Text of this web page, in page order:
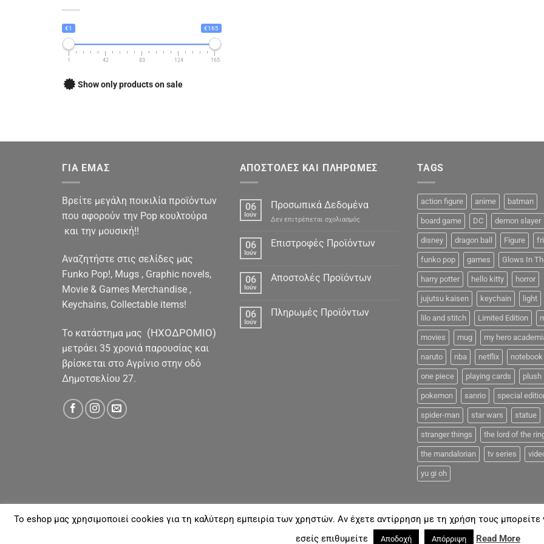
€1 €165
1 42 83 124 165
Show only products on sale
ΓΙΑ ΕΜΑΣ
Βρείτε μεγάλη ποικιλία προϊόντων
που αφορούν την Pop κουλτούρα
και την μουσική!!
Αναζητήστε στις σελίδες μας
Funko Pop!, Mugs , Graphic novels,
Movie & Games Merchandise ,
Keychains, Collectable items!
To κατάστημα μας (ΗΧΟΔΡΟΜΙΟ)
μετράει 35 χρονιά παρουσίας και
βρίσκεται στο Αγρίνιο στην οδό
Δημοτσελίου 27.
ΑΠΟΣΤΟΛΕΣ ΚΑΙ ΠΛΗΡΩΜΕΣ
06
Ιούν
Προσωπικά Δεδομένα
Δεν επιτρέπεται σχολιασμόςστο
Δεδομένα
06
Ιούν
Επιστροφές Προϊόντων
06
Ιούν
Αποστολές Προϊόντων
06
Ιούν
Πληρωμές Προϊόντων
TAGS
action figure anime batman
board game DC demon slayer
disney dragon ball Figure
funko pop games Glows In
harry potter hello kitty horror
jujutsu kaisen keychain light
lilo and stitch Limited Edition
movies mug my hero
naruto nba netflix notebook
one piece playing cards plush
pokemon sanrio special
spider-man star wars statue
stranger things the lord of the
the mandalorian tv series
yu gi oh
ΓΙΑ ΕΜΆΣ ΑΠΟΣΤΟΛΈΣ & ΠΛΗΡΩΜΈΣ ΕΠΙΚΟΙΝΩΝΊΑ FAQ
Coolmerch.gr
To eshop μας χρησιμοποιεί cookies για τη καλύτερη εμπειρία των χρηστών. Αν έχετε αντίρρηση με τη χρήση τους μπορείτε
εσείς επιθυμείτε
Αποδοχή Απόρριψη Read More